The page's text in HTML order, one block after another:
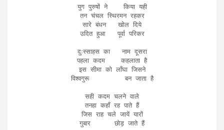
युग पुरुषों ने    किया यही
तन चंचल स्थिरमन रहकर
सारे बंधन   खोल दिये
उदित हुआ   पूर्वा परिकर
दुःस्साहस का   नाम दूसरा
पहला कदम    कहलाता है
इस सीमा को लाँघा जिसने
विश्वगुरू         बन जाता है
सही कदम चलने वाले
तनहा कहाँ रह पाते हैं
जिस राह चले जायें यारों
गुबार      छोड़ जाते हैं